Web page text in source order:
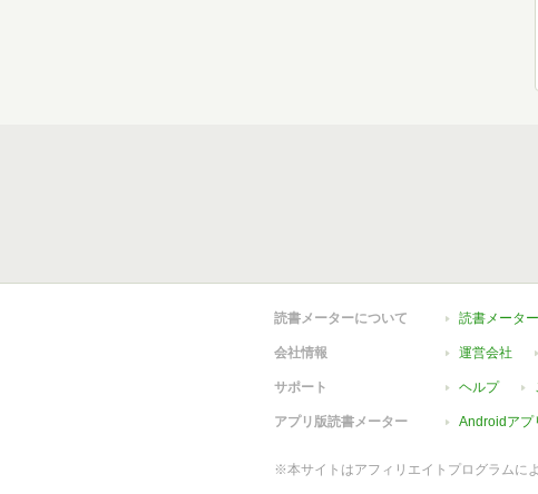
読書メーターについて 読書メータ
会社情報 運営会社
サポート ヘルプ
アプリ版読書メーター Androidアプ
※本サイトはアフィリエイトプログラムに